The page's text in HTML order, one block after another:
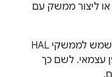
ליצור ממשק עם
משמש לממשקי HAL
עצמאי. לשם כך